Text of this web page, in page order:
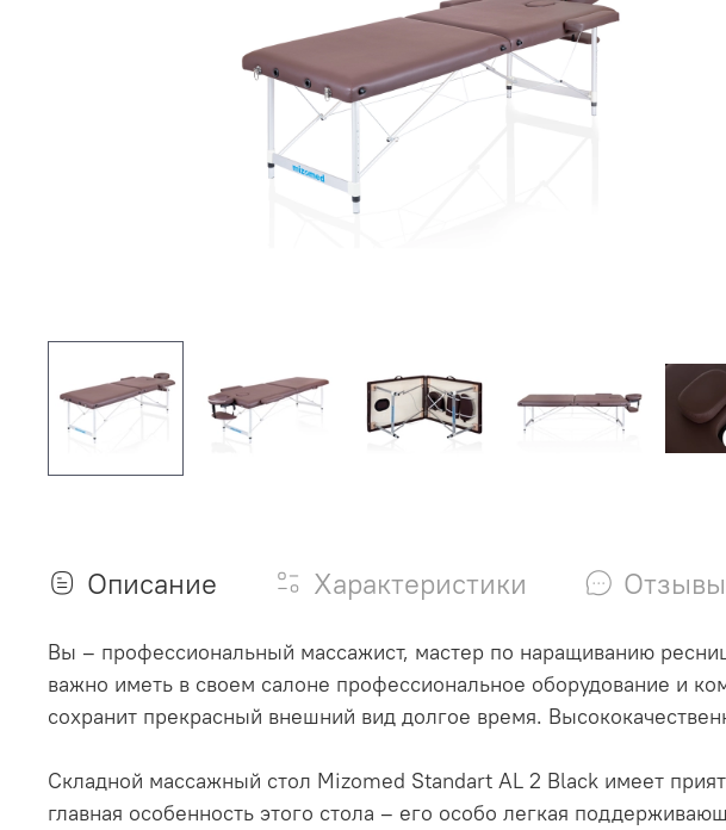
Описание Характеристики Отзывы
Вы – профессиональный массажист, мастер по наращиванию
важно иметь в своем салоне профессиональное оборудование и
сохранит прекрасный внешний вид долгое время.
Складной массажный стол Mizomed Standart AL 2 Black имеет
главная особенность этого стола – его особо легкая